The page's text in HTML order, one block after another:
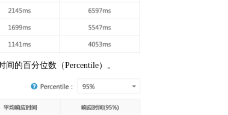
的百分位数（Percentile）。